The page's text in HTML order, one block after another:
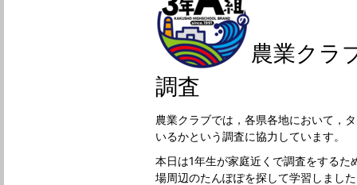
農業クラ
調査
農業クラブでは，各県各地において，
いるかという調査に協力しています。
本日は1年生が家庭近くで調査をする
場周辺のたんぽぽを探して学習しまし